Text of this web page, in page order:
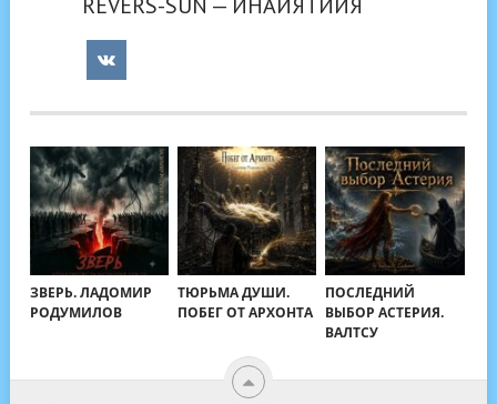
ЗВЕРЬ. ЛАДОМИР
РОДУМИЛОВ
ТЮРЬМА ДУШИ.
ПОБЕГ ОТ АРХОНТА
ПОСЛЕДНИЙ
ВЫБОР АСТЕРИЯ.
ВАЛТСУ